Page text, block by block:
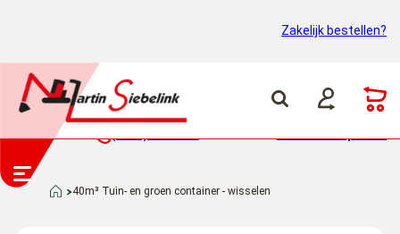
Zakelijk bestellen?
40m³ Tuin- en groen container - wisselen